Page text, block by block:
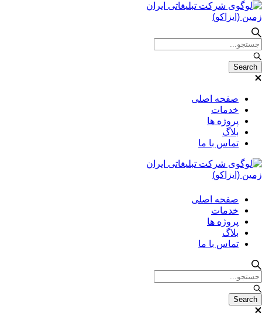
صفحه اصلی
خدمات
پروژه ها
بلاگ
تماس با ما
صفحه اصلی
خدمات
پروژه ها
بلاگ
تماس با ما